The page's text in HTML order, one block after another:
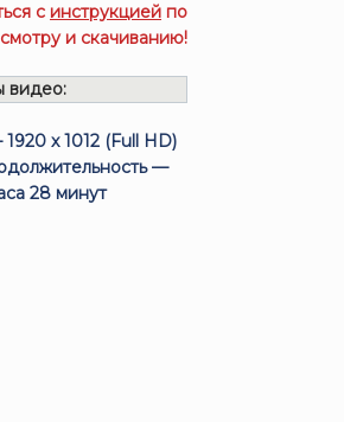
с инструкцией по
и скачиванию!
видео:
x 1012 (Full HD)
—
28 минут